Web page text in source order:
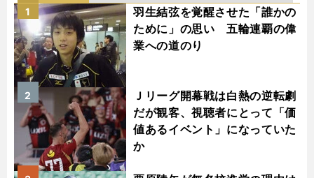
羽生結弦を覚醒させた「誰かの
ために」の思い 五輪連覇の偉
業への道のり
1
Ｊリーグ開幕戦は白熱の逆転劇
だが観客、視聴者にとって「価
値あるイベント」になっていた
か
2